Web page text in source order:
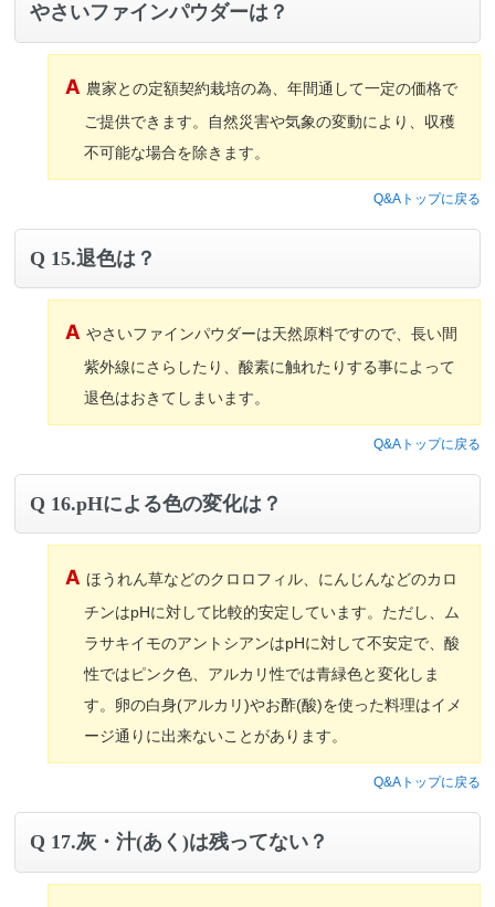
やさいファインパウダーは？
農家との定額契約栽培の為、年間通して一定の価格で
ご提供できます。自然災害や気象の変動により、収穫
不可能な場合を除きます。
Q&Aトップに戻る
15.退色は？
やさいファインパウダーは天然原料ですので、長い間
紫外線にさらしたり、酸素に触れたりする事によって
退色はおきてしまいます。
Q&Aトップに戻る
16.pHによる色の変化は？
ほうれん草などのクロロフィル、にんじんなどのカロ
チンはpHに対して比較的安定しています。ただし、ム
ラサキイモのアントシアンはpHに対して不安定で、酸
性ではピンク色、アルカリ性では青緑色と変化しま
す。卵の白身(アルカリ)やお酢(酸)を使った料理はイメ
ージ通りに出来ないことがあります。
Q&Aトップに戻る
17.灰・汁(あく)は残ってない？